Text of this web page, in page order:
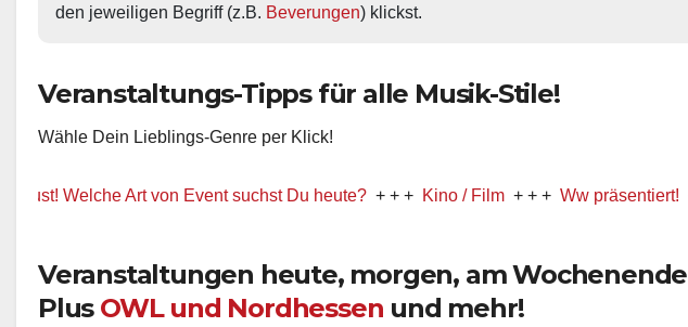
den jeweiligen Begriff (z.B. Beverungen) klickst.
Veranstaltungs-Tipps für alle Musik-Stile!
Wähle Dein Lieblings-Genre per Klick!
Art von Event suchst Du heute? + + + Kino / Film + + + Ww präsentiert! + + +
Veranstaltungen heute, morgen, am
Plus OWL und Nordhessen und mehr!